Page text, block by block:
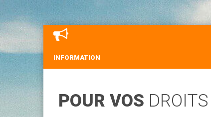
INFORMATION
POUR VOS DROITS